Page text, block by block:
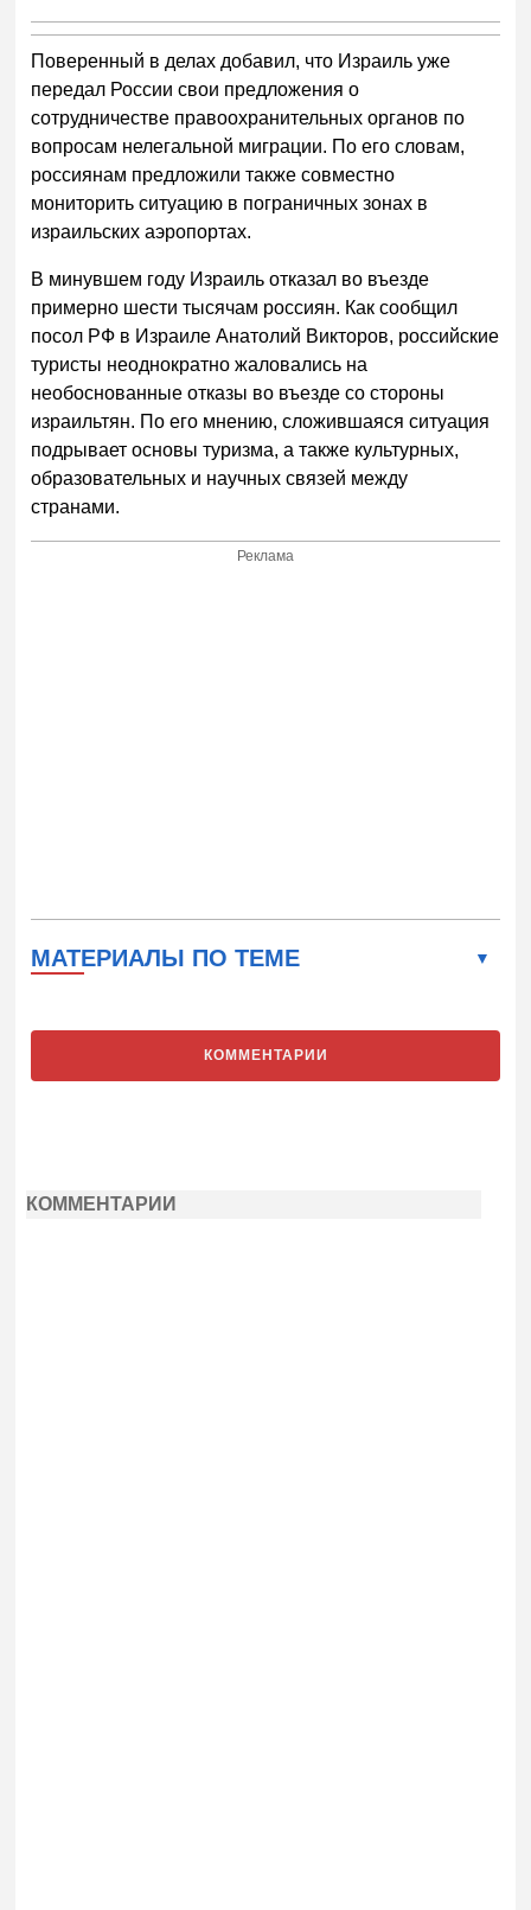
Поверенный в делах добавил, что Израиль уже
передал России свои предложения о
сотрудничестве правоохранительных органов по
вопросам нелегальной миграции. По его словам,
россиянам предложили также совместно
мониторить ситуацию в пограничных зонах в
израильских аэропортах.
В минувшем году Израиль отказал во въезде
примерно шести тысячам россиян. Как сообщил
посол РФ в Израиле Анатолий Викторов, российские
туристы неоднократно жаловались на
необоснованные отказы во въезде со стороны
израильтян. По его мнению, сложившаяся ситуация
подрывает основы туризма, а также культурных,
образовательных и научных связей между
странами.
Реклама
МАТЕРИАЛЫ ПО ТЕМЕ
КОММЕНТАРИИ
КОММЕНТАРИИ